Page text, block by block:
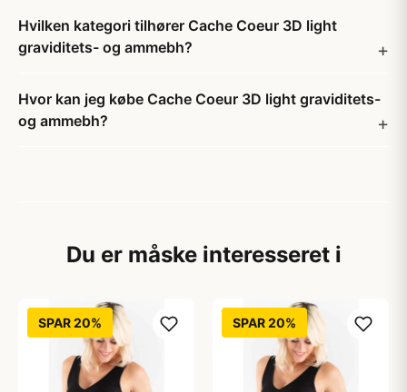
Hvilken kategori tilhører Cache Coeur 3D light
graviditets- og ammebh?
Hvor kan jeg købe Cache Coeur 3D light graviditets-
og ammebh?
Du er måske interesseret i
SPAR 20% SPAR 20%